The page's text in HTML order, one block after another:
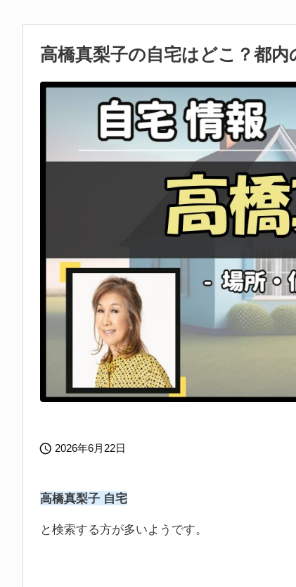
高橋真梨子の自宅はどこ？都
 2026年6月22日
高橋真梨子 自宅
と検索する方が多いようです。